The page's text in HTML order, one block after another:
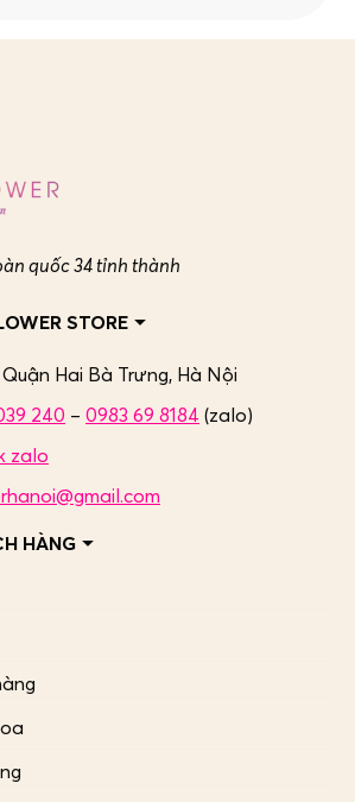
quốc 34 tỉnh thành
STORE
Hai Bà Trưng, Hà Nội
240 – 0983 69 8184 (zalo)
zalo
HÀNG